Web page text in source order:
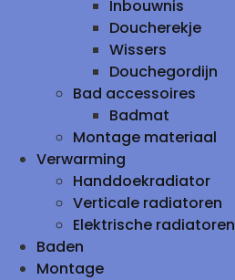
Inbouwnis
Doucherekje
Wissers
Douchegordijn
Bad accessoires
Badmat
Montage materiaal
Verwarming
Handdoekradiator
Verticale radiatoren
Elektrische radiatoren
Baden
Montage